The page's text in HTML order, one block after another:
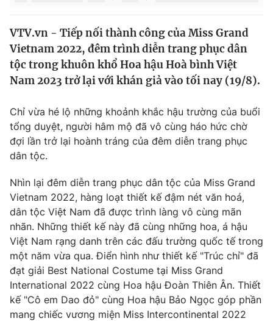
Tin tức
Thế giới đó đây
Câu chuyện quốc tế
Kinh tế
Tài chính
Góc doanh nghiệp
Dữ liệu và đời sống
Truyền hình
Phim VTV
Nhân vật
Khán giả
Giải sao mai
Giải trí
Điện ảnh
Âm nhạc
Sao
Đời sống
Du lịch
Làm đẹp
Chất lượng cuộc sống
Giáo dục
Tuyển sinh
Học trực tuyến
Công nghệ
Hitech Công nghệ tương lai
Sản phẩm
Giao lưu trực tuyến
VTV.vn - Tiếp nối thành công của Miss Grand
Vietnam 2022, đêm trình diễn trang phục dân
tộc trong khuôn khổ Hoa hậu Hoà bình Việt
Nam 2023 trở lại với khán giả vào tối nay (19/8).
Chỉ vừa hé lộ những khoảnh khắc hậu trường của buổi
tổng duyệt, người hâm mộ đã vô cùng háo hức chờ
đợi lần trở lại hoành tráng của đêm diễn trang phục
dân tộc.
Nhìn lại đêm diễn trang phục dân tộc của Miss Grand
Vietnam 2022, hàng loạt thiết kế đậm nét văn hoá,
dân tộc Việt Nam đã được trình làng vô cùng mãn
nhãn. Những thiết kế này đã cùng những hoa, á hậu
Việt Nam rạng danh trên các đấu trường quốc tế trong
một năm vừa qua. Điển hình như thiết kế "Trúc chỉ" đã
đạt giải Best National Costume tại Miss Grand
International 2022 cùng Hoa hậu Đoàn Thiên Ân. Thiết
kế "Cô em Dao đỏ" cùng Hoa hậu Bảo Ngọc góp phần
mang chiếc vương miện Miss Intercontinental 2022